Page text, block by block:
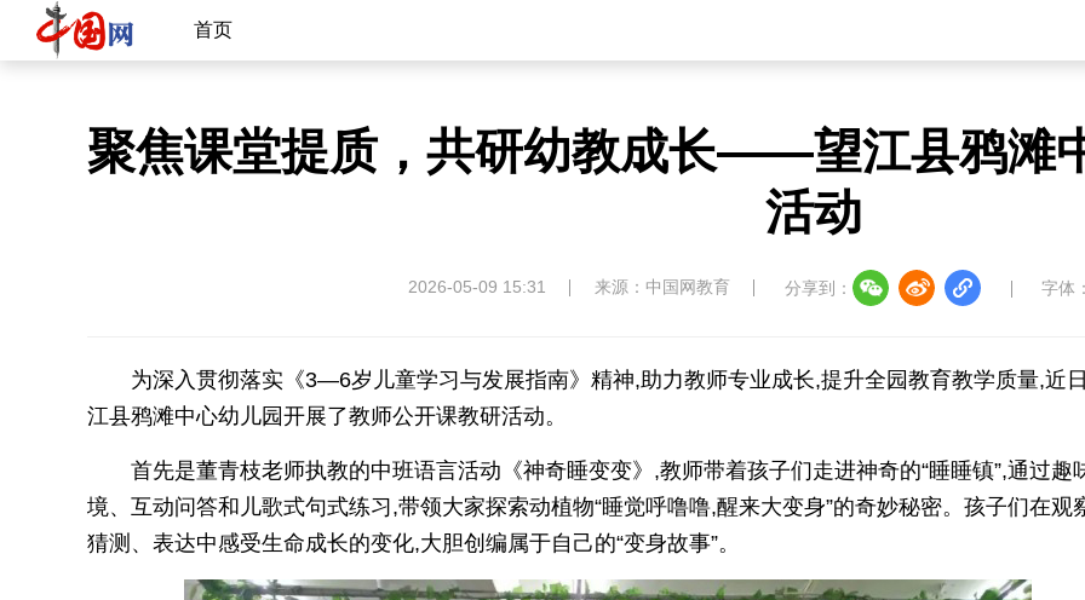
首页
聚焦课堂提质，共研幼教成长——望江县鸦滩
活动
2026-05-09 15:31 来源：中国网教育 分享到： 字体
为深入贯彻落实《3—6岁儿童学习与发展指南》精神,助力教师专业成长,提升全园教育教学质量,近
江县鸦滩中心幼儿园开展了教师公开课教研活动。
首先是董青枝老师执教的中班语言活动《神奇睡变变》,教师带着孩子们走进神奇的“睡睡镇”,通过趣
境、互动问答和儿歌式句式练习,带领大家探索动植物“睡觉呼噜噜,醒来大变身”的奇妙秘密。孩子们在观
猜测、表达中感受生命成长的变化,大胆创编属于自己的“变身故事”。